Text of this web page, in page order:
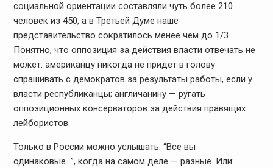
социальной ориентации составляли чуть более 210
человек из 450, а в Третьей Думе наше
представительство сократилось менее чем до 1/3.
Понятно, что оппозиция за действия власти отвечать не
может: американцу никогда не придет в голову
спрашивать с демократов за результаты работы, если у
власти республиканцы; англичанину — ругать
оппозиционных консерваторов за действия правящих
лейбористов.
Только в России можно услышать: “Все вы
одинаковые…”, когда на самом деле — разные. Или: